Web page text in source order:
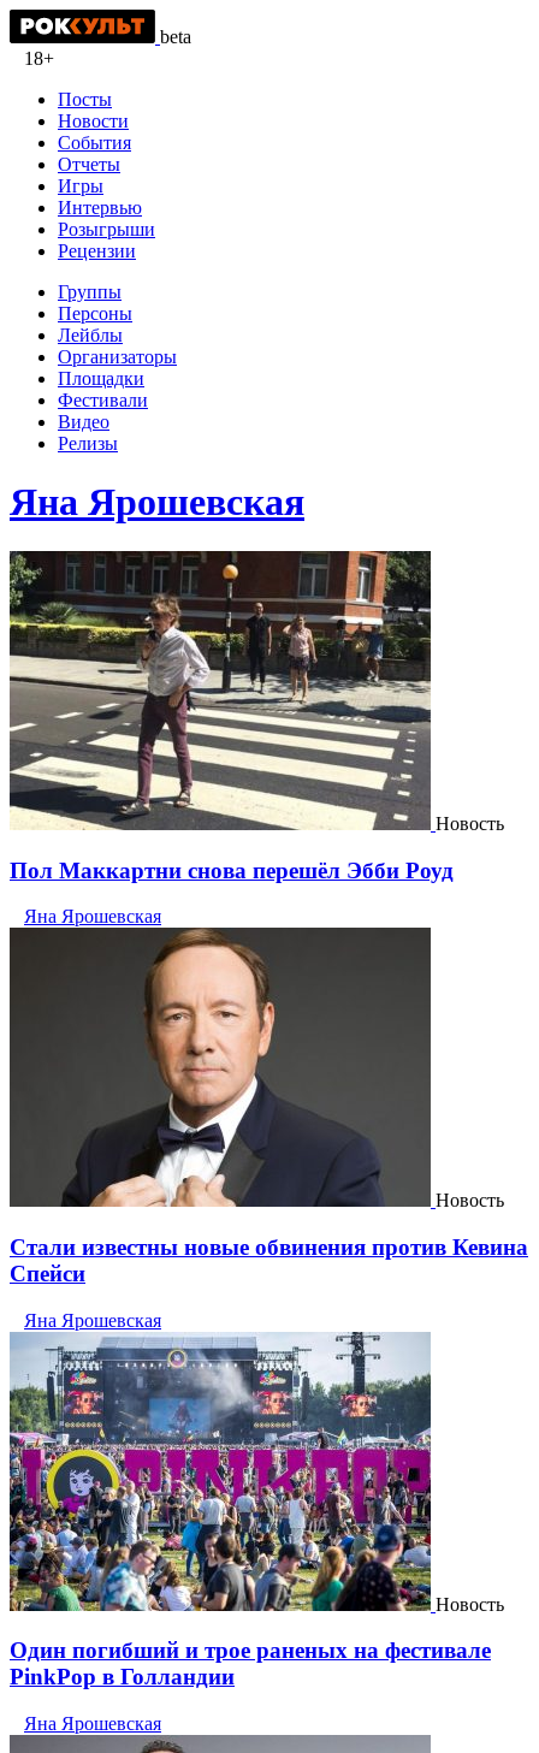
beta
18+
Посты
Новости
События
Отчеты
Игры
Интервью
Розыгрыши
Рецензии
Группы
Персоны
Лейблы
Организаторы
Площадки
Фестивали
Видео
Релизы
Яна Ярошевская
Новость
Пол Маккартни снова перешёл Эбби Роуд
Яна Ярошевская
Новость
Стали известны новые обвинения против Кевина
Спейси
Яна Ярошевская
Новость
Один погибший и трое раненых на фестивале
PinkPop в Голландии
Яна Ярошевская